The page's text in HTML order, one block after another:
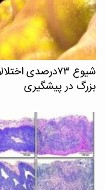
شیوع ۷۳درصدی
بزرگ در پیشگیری